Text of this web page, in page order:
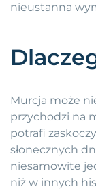
nieustanna
Murcja może
przychodzi na
potrafi
słonecznych
niesamowite
niż w innych